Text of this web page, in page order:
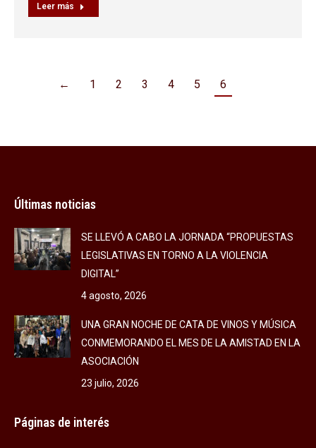
Leer más
← 1 2 3 4 5 6
Últimas noticias
SE LLEVÓ A CABO LA JORNADA “PROPUESTAS
LEGISLATIVAS EN TORNO A LA VIOLENCIA
DIGITAL”
4 agosto, 2026
UNA GRAN NOCHE DE CATA DE VINOS Y MÚSICA
CONMEMORANDO EL MES DE LA AMISTAD EN LA
ASOCIACIÓN
23 julio, 2026
Páginas de interés